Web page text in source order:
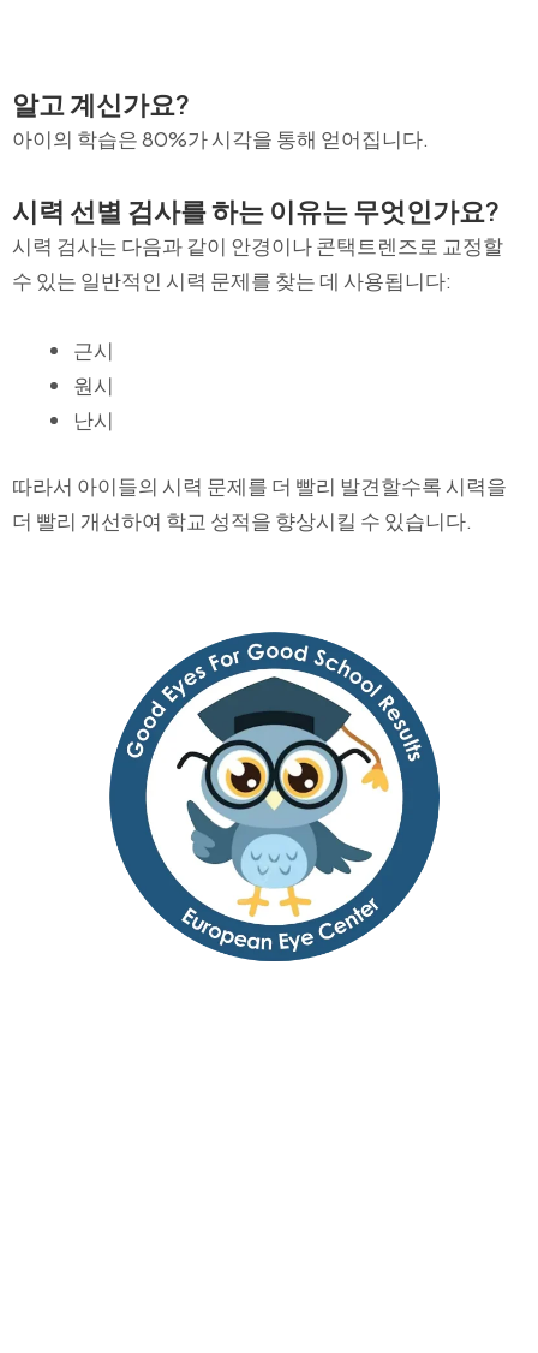
알고 계신가요?
아이의 학습은 80%가 시각을 통해 얻어집니다.
시력 선별 검사를 하는 이유는 무엇인가요?
시력 검사는 다음과 같이 안경이나 콘택트렌즈로 교정할
수 있는 일반적인 시력 문제를 찾는 데 사용됩니다:
근시
원시
난시
따라서 아이들의 시력 문제를 더 빨리 발견할수록 시력을
더 빨리 개선하여 학교 성적을 향상시킬 수 있습니다.